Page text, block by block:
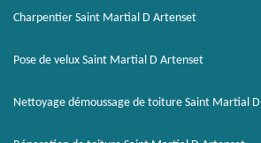
Charpentier Saint Martial D Artenset
Pose de velux Saint Martial D Artenset
Nettoyage démoussage de toiture Saint Martial